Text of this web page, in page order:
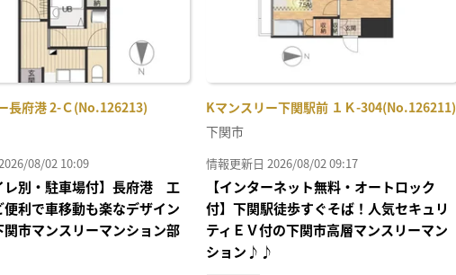
長府港 2-Ｃ(No.126213)
08/02 10:09
レ別・駐車場付】長府港 工
利で車移動も楽なデザイン
関市マンスリーマンション部
Kマンスリー下関駅前 １Ｋ-304(No.126211)
下関市
情報更新日 2026/08/02 09:17
【インターネット無料・オートロック
付】下関駅徒歩すぐそば！人気セキュリ
ティＥＶ付の下関市高層マンスリーマン
ション♪♪